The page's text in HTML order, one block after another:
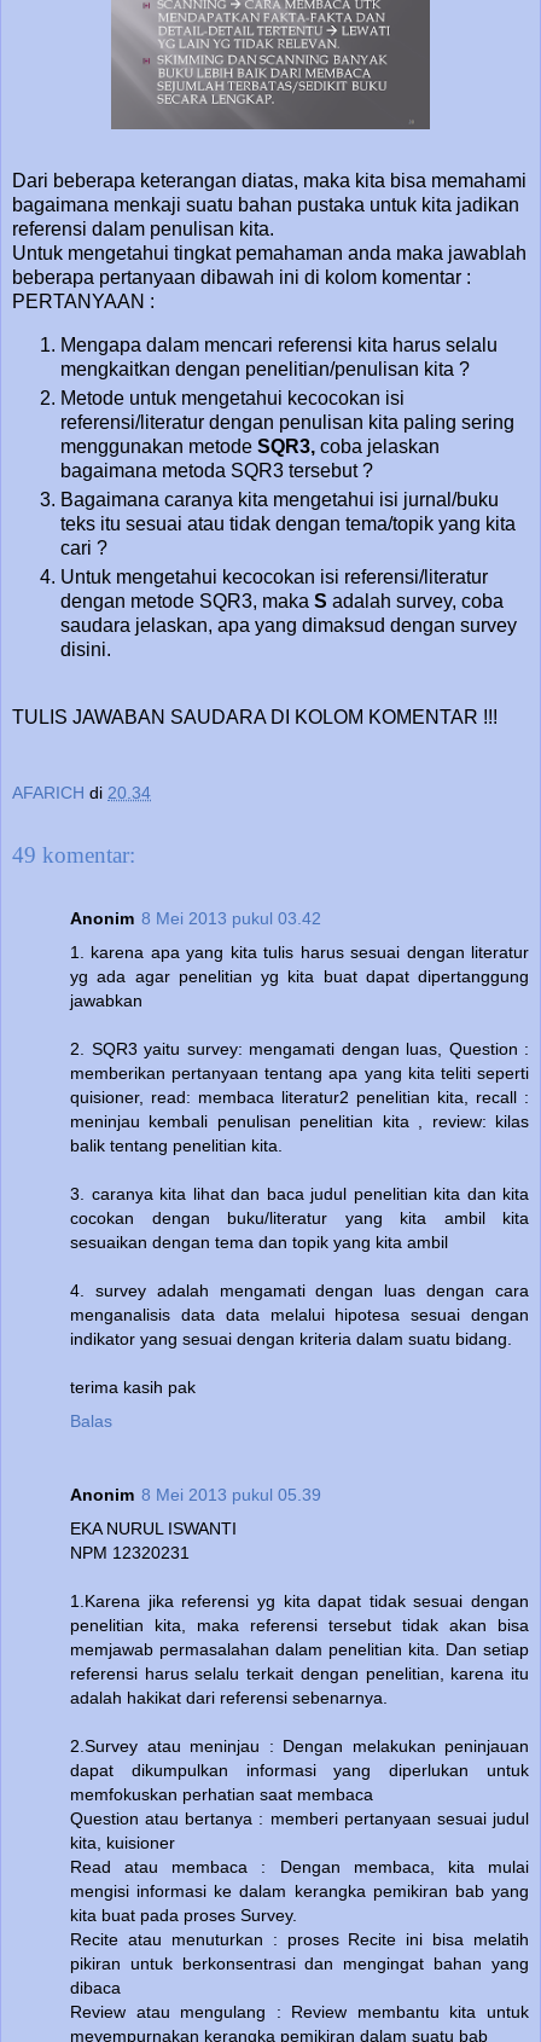
Dari beberapa keterangan diatas, maka kita bisa memahami
bagaimana menkaji suatu bahan pustaka untuk kita jadikan
referensi dalam penulisan kita.
Untuk mengetahui tingkat pemahaman anda maka jawablah
beberapa pertanyaan dibawah ini di kolom komentar :
PERTANYAAN :
Mengapa dalam mencari referensi kita harus selalu
mengkaitkan dengan penelitian/penulisan kita ?
Metode untuk mengetahui kecocokan isi
referensi/literatur dengan penulisan kita paling sering
menggunakan metode SQR3, coba jelaskan
bagaimana metoda SQR3 tersebut ?
Bagaimana caranya kita mengetahui isi jurnal/buku
teks itu sesuai atau tidak dengan tema/topik yang kita
cari ?
Untuk mengetahui kecocokan isi referensi/literatur
dengan metode SQR3, maka S adalah survey, coba
saudara jelaskan, apa yang dimaksud dengan survey
disini.
TULIS JAWABAN SAUDARA DI KOLOM KOMENTAR !!!
AFARICH di 20.34
49 komentar:
Anonim 8 Mei 2013 pukul 03.42
1. karena apa yang kita tulis harus sesuai dengan literatur
yg ada agar penelitian yg kita buat dapat dipertanggung
jawabkan
2. SQR3 yaitu survey: mengamati dengan luas, Question :
memberikan pertanyaan tentang apa yang kita teliti seperti
quisioner, read: membaca literatur2 penelitian kita, recall :
meninjau kembali penulisan penelitian kita , review: kilas
balik tentang penelitian kita.
3. caranya kita lihat dan baca judul penelitian kita dan kita
cocokan dengan buku/literatur yang kita ambil kita
sesuaikan dengan tema dan topik yang kita ambil
4. survey adalah mengamati dengan luas dengan cara
menganalisis data data melalui hipotesa sesuai dengan
indikator yang sesuai dengan kriteria dalam suatu bidang.
terima kasih pak
Balas
Anonim 8 Mei 2013 pukul 05.39
EKA NURUL ISWANTI
NPM 12320231
1.Karena jika referensi yg kita dapat tidak sesuai dengan
penelitian kita, maka referensi tersebut tidak akan bisa
memjawab permasalahan dalam penelitian kita. Dan setiap
referensi harus selalu terkait dengan penelitian, karena itu
adalah hakikat dari referensi sebenarnya.
2.Survey atau meninjau : Dengan melakukan peninjauan
dapat dikumpulkan informasi yang diperlukan untuk
memfokuskan perhatian saat membaca
Question atau bertanya : memberi pertanyaan sesuai judul
kita, kuisioner
Read atau membaca : Dengan membaca, kita mulai
mengisi informasi ke dalam kerangka pemikiran bab yang
kita buat pada proses Survey.
Recite atau menuturkan : proses Recite ini bisa melatih
pikiran untuk berkonsentrasi dan mengingat bahan yang
dibaca
Review atau mengulang : Review membantu kita untuk
meyempurnakan kerangka pemikiran dalam suatu bab